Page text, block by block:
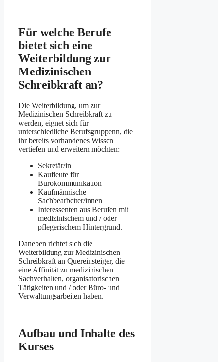
Für welche Berufe
bietet sich eine
Weiterbildung zur
Medizinischen
Schreibkraft an?
Die Weiterbildung, um zur
Medizinischen Schreibkraft zu
werden, eignet sich für
unterschiedliche Berufsgruppenn, die
ihr bereits vorhandenes Wissen
vertiefen und erweitern möchten:
Sekretär/in
Kaufleute für
Bürokommunikation
Kaufmännische
Sachbearbeiter/innen
Interessenten aus Berufen mit
medizinischem und / oder
pflegerischem Hintergrund.
Daneben richtet sich die
Weiterbildung zur Medizinischen
Schreibkraft an Quereinsteiger, die
eine Affinität zu medizinischen
Sachverhalten, organisatorischen
Tätigkeiten und / oder Büro- und
Verwaltungsarbeiten haben.
Aufbau und Inhalte des
Kurses